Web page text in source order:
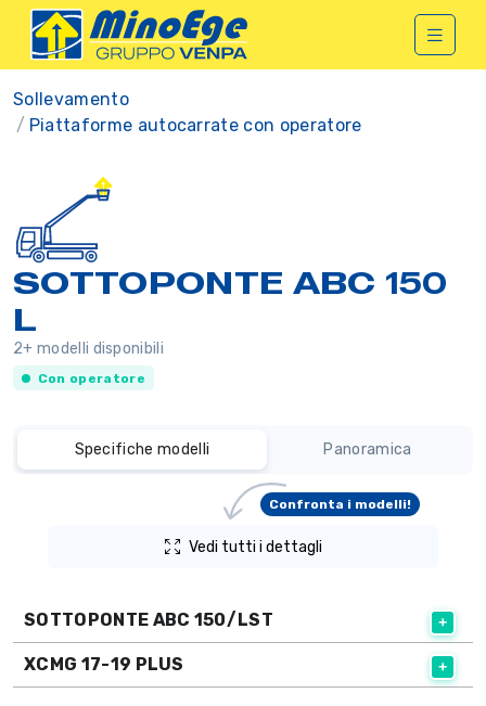
Sollevamento
Piattaforme autocarrate con operatore
SOTTOPONTE ABC 150
L
2+ modelli disponibili
Con operatore
Specifiche modelli Panoramica
Vedi tutti i dettagli
Confronta i modelli!
SOTTOPONTE ABC 150/LST
XCMG 17-19 PLUS